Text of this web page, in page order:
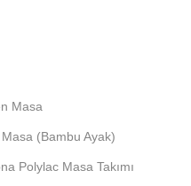
Masa
(Bambu Ayak)
Polylac Masa Takımı